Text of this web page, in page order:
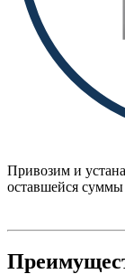
Привозим и
оставшейся суммы